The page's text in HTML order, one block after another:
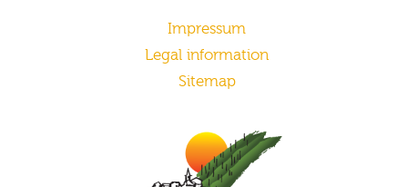
Impressum
Legal information
Sitemap